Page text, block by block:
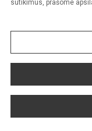
sutikimus, prašome
Sumanus būdas